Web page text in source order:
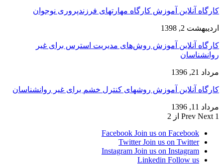
کارگاه آنلاین آموزش کارگاه مهارتهای فرزندپروری نوجوان
اردیبهشت 2, 1398
کارگاه آنلاین آموزش روش‌های مدیریت استرس برای غیر
روانشناسان
مرداد 21, 1396
کارگاه آنلاین آموزش روشهای کنترل خشم برای غیر روانشناسان
مرداد 11, 1396
Prev Next 1 از 2
Facebook Join us on Facebook
Twitter Join us on Twitter
Instagram Join us on Instagram
Linkedin Follow us